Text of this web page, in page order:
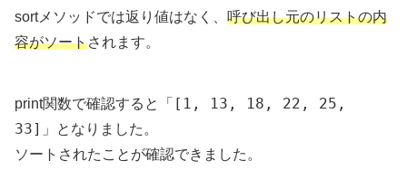
sortメソッドでは返り値はなく、 呼び出し元のリストの内
容がソートされます。
print関数で確認すると
「[1, 13, 18, 22, 25,
33]」
となりました。
ソートされたことが確認できました。